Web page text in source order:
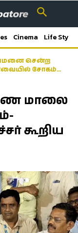
Cinema Life Style
சென்ற
சோகம்…
பண மாலை
கூறிய